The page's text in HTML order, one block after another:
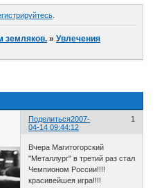
.
земляков. »Увлечения
Поделиться 1
2007-
04-14 09:44:12
Вчера Магитогорский
"Металлург" в третий раз стал
Чемпионом России!!!!
красивейшея игра!!!!